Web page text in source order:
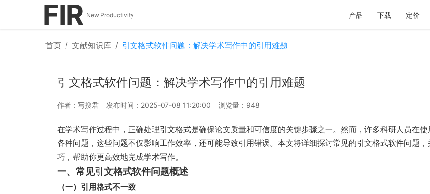
FIR New Productivity 产品 下载 定价
首页 / 文献知识库 / 引文格式软件问题：解决学术写作中的引用难题
引文格式软件问题：解决学术写作中的引用难题
作者：写搜君 发布时间：2025-07-08 11:20:00 浏览量：948
在学术写作过程中，正确处理引文格式是确保论文质量和可信度的关键步骤之一。然而，许多科研人员在
各种问题，这些问题不仅影响工作效率，还可能导致引用错误。本文将详细探讨常见的引文格式软件问题
巧，帮助你更高效地完成学术写作。
一、常见引文格式软件问题概述
（一）引用格式不一致